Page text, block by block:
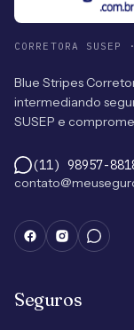
CORRETORA
Blue Stripes
intermediando
SUSEP e
(11) 98957-
Seguros